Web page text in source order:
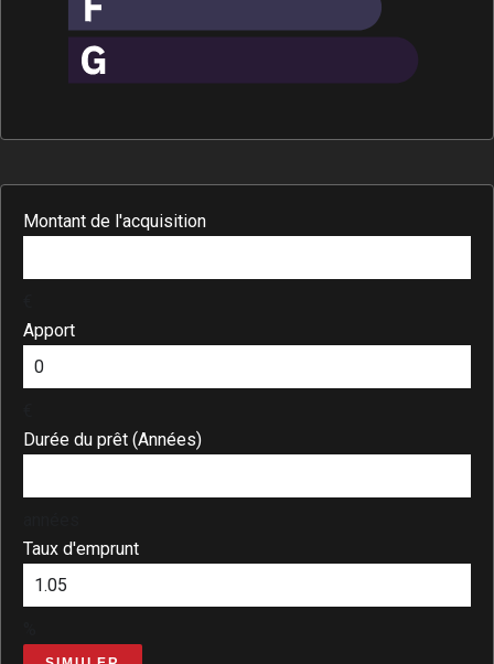
Montant de l'acquisition
Apport
Durée du prêt (Années)
Taux d'emprunt